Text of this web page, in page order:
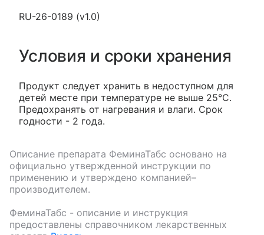
RU-26-0189 (v1.0)
Условия и сроки хранения
Продукт следует хранить в недоступном для
детей месте при температуре не выше 25°С.
Предохранять от нагревания и влаги. Срок
годности - 2 года.
Описание препарата ФеминаТабс основано на
официально утвержденной инструкции по
применению и утверждено компанией–
производителем.
ФеминаТабс - описание и инструкция
предоставлены справочником лекарственных